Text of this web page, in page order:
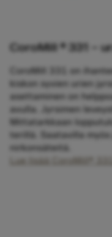
CoroMill ® 331 –
CoroMill 331 on
kiskon syvien urien
asettaminen on
avulla. Jyrsimen
Mittatarkkaan
terillä. Saatavilla
nirkonsäteitä.
Lue lisää CoroMill®